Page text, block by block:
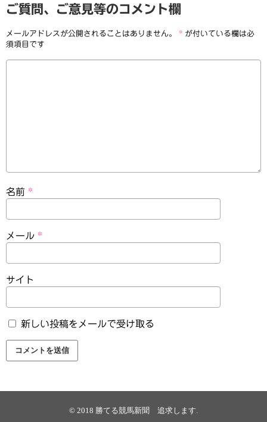
ご質問、ご意見等のコメント欄
メールアドレスが公開されることはありません。 * が付いている欄は必
須項目です
名前 *
メール *
サイト
新しい投稿をメールで受け取る
© 2018 勝てる競馬新聞 追求します